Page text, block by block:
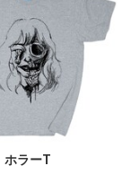
ホラーT